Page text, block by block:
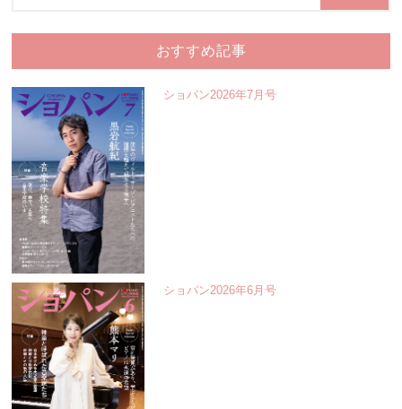
おすすめ記事
ショパン2026年7月号
ショパン2026年6月号